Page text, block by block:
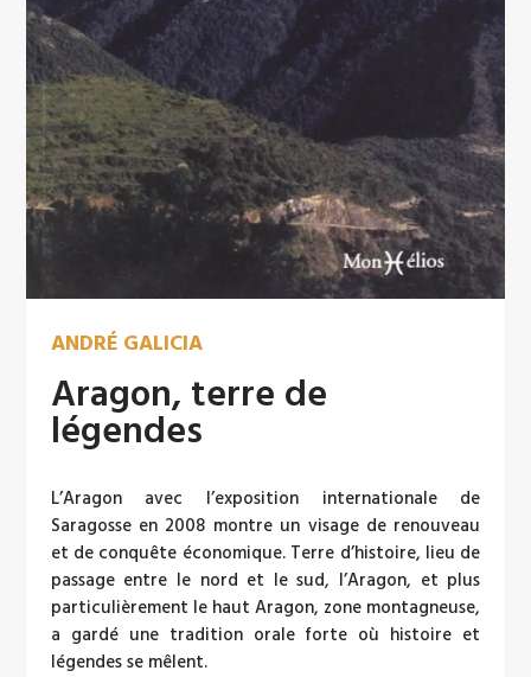
ANDRÉ GALICIA
Aragon, terre de
légendes
L’Aragon avec l’exposition internationale de
Saragosse en 2008 montre un visage de renouveau
et de conquête économique. Terre d’histoire, lieu de
passage entre le nord et le sud, l’Aragon, et plus
particulièrement le haut Aragon, zone montagneuse,
a gardé une tradition orale forte où histoire et
légendes se mêlent.